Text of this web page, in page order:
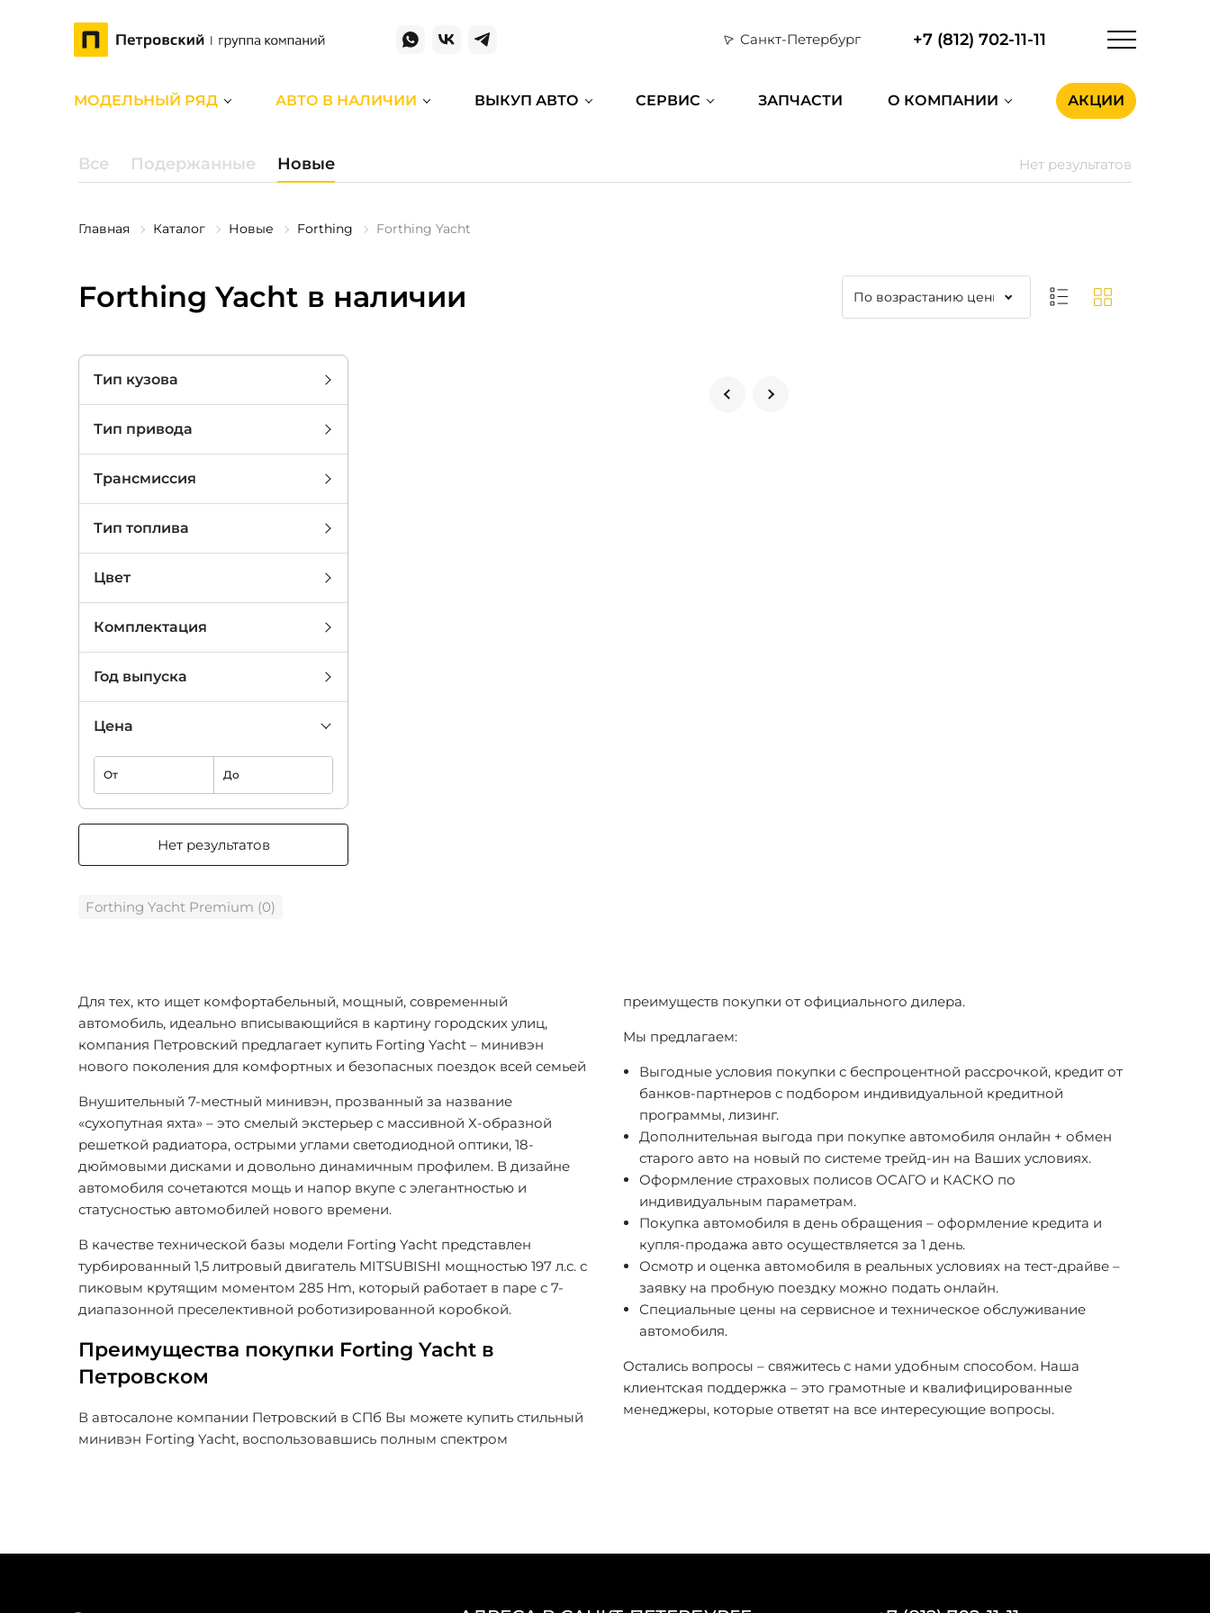
Санкт-Петербург +7 (812) 702-11-11
МОДЕЛЬНЫЙ РЯД АВТО В НАЛИЧИИ ВЫКУП АВТО СЕРВИС ЗАПЧАСТИ О КОМПАНИИ АКЦИИ
Все Подержанные Новые Нет результатов
Главная Каталог Новые Forthing Forthing Yacht
Forthing Yacht в наличии
Тип кузова
Тип привода
Трансмиссия
Тип топлива
Цвет
Комплектация
Год выпуска
Цена
От До
Нет результатов
Forthing Yacht Premium (0)
Для тех, кто ищет комфортабельный, мощный, современный
автомобиль, идеально вписывающийся в картину городских улиц,
компания Петровский предлагает купить Forting Yacht – минивэн
нового поколения для комфортных и безопасных поездок всей семьей
Внушительный 7-местный минивэн, прозванный за название
«сухопутная яхта» – это смелый экстерьер с массивной Х-образной
решеткой радиатора, острыми углами светодиодной оптики, 18-
дюймовыми дисками и довольно динамичным профилем. В дизайне
автомобиля сочетаются мощь и напор вкупе с элегантностью и
статусностью автомобилей нового времени.
В качестве технической базы модели Forting Yacht представлен
турбированный 1,5 литровый двигатель MITSUBISHI мощностью 197 л.с. с
пиковым крутящим моментом 285 Hm, который работает в паре с 7-
диапазонной преселективной роботизированной коробкой.
Преимущества покупки Forting Yacht в
Петровском
В автосалоне компании Петровский в СПб Вы можете купить стильный
минивэн Forting Yacht, воспользовавшись полным спектром
преимуществ покупки от официального дилера.
Мы предлагаем:
Выгодные условия покупки с беспроцентной рассрочкой, кредит от
банков-партнеров с подбором индивидуальной кредитной
программы, лизинг.
Дополнительная выгода при покупке автомобиля онлайн + обмен
старого авто на новый по системе трейд-ин на Ваших условиях.
Оформление страховых полисов ОСАГО и КАСКО по
индивидуальным параметрам.
Покупка автомобиля в день обращения – оформление кредита и
купля-продажа авто осуществляется за 1 день.
Осмотр и оценка автомобиля в реальных условиях на тест-драйве –
заявку на пробную поездку можно подать онлайн.
Специальные цены на сервисное и техническое обслуживание
автомобиля.
Остались вопросы – свяжитесь с нами удобным способом. Наша
клиентская поддержка – это грамотные и квалифицированные
менеджеры, которые ответят на все интересующие вопросы.